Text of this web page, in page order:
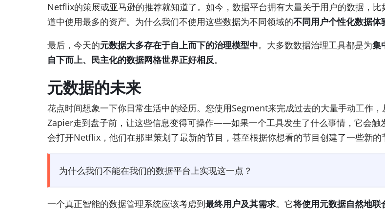
Netflix的策展或亚马逊的推荐就知道了。如今，数据平台拥有大量关于用户的数据，
道中使用最多的资产。为什么我们不使用这些数据为不同领域的不同用户个性化数据体
最后，今天的元数据大多存在于自上而下的治理模型中。大多数数据治理工具都是为集
自下而上、民主化的数据网格世界正好相反。
元数据的未来
花点时间想象一下你日常生活中的经历。您使用Segment来完成过去的大量手动工作
Zapier走到盘子前，让这些信息变得可操作——如果一个工具发生了什么事情，它会触
会打开Netflix，他们在那里策划了最新的节目，甚至根据你想看的节目创建了一些新的
为什么我们不能在我们的数据平台上实现这一点？
一个真正智能的数据管理系统应该考虑到最终用户及其需求。它将使用元数据自然地